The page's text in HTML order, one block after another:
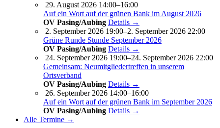
29. August 2026 14:00–16:00
Auf ein Wort auf der grünen Bank im August 2026
OV Pasing/Aubing Details →
2. September 2026 19:00–2. September 2026 22:00
Grüne Runde Stunde September 2026
OV Pasing/Aubing Details →
24. September 2026 19:00–24. September 2026 22:00
Gemeinsam: Neumitgliedertreffen in unserem
Ortsverband
OV Pasing/Aubing Details →
26. September 2026 14:00–16:00
Auf ein Wort auf der grünen Bank im September 2026
OV Pasing/Aubing Details →
Alle Termine →